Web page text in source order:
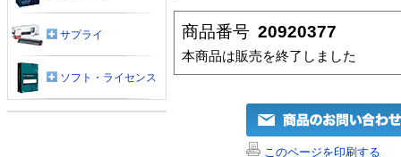
商品番号 20920377
本商品は販売を終了しました
このページを印刷する
サプライ
ソフト・ライセンス